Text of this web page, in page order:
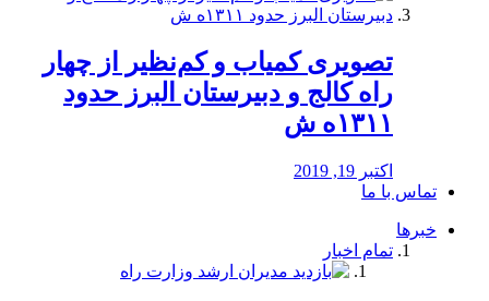
️تصویری کمیاب و کم‌نظیر از چهار
راه كالج و دبيرستان البرز حدود
۱۳۱۱ه ش
اکتبر 19, 2019
تماس با ما
خبرها
تمام اخبار